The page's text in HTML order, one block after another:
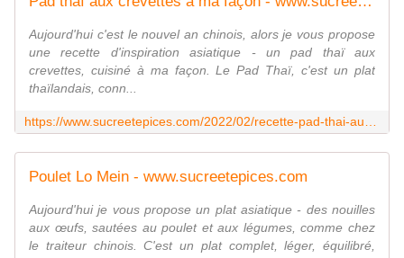
Aujourd'hui c'est le nouvel an chinois, alors je vous propose
une recette d'inspiration asiatique - un pad thaï aux
crevettes, cuisiné à ma façon. Le Pad Thaï, c'est un plat
thaïlandais, conn...
Poulet Lo Mein - www.sucreetepices.com
Aujourd'hui je vous propose un plat asiatique - des nouilles
aux œufs, sautées au poulet et aux légumes, comme chez
le traiteur chinois. C'est un plat complet, léger, équilibré,